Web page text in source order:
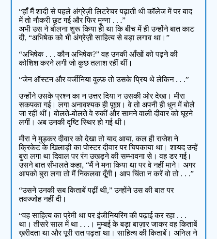
“हाँ मैं शादी से पहले अंग्रेज़ी लिटरेचर पढ़ाती थी कॉलेज में पर बाद
में तो नौकरी छूट गई और फिर मुन्ना . . .”
अभी उस ने बोलना शुरू किया ही था कि बीच में ही उन्होंने बात काट
दी, “अभिषेक को भी अंग्रेज़ी साहित्य से बड़ा लगाव था।”
“अभिषेक . . . कौन अभिषेक?” वह उनकी आँखों को पढ़ने की
कोशिश करने लगी जो कुछ तलाश रहीं थीं।
“जेन ऑस्टन और वर्जीनिया वुल्फ़ तो उसके प्रिय थे लेकिन . . .”
उन्होंने उसके प्रश्न का न उत्तर दिया न उसकी ओर देखा। मीरा
सकपका गई। लगा अनावश्यक ही पूछा। वे तो अपनी ही धुन में बोले
जा रहीं थीं। बोलते-बोलते वे रुकीं और सामने वाली दीवार को घूरने
लगीं। अब उनकी दृष्टि स्थिर हो गई थी।
मीरा ने मुड़कर दीवार को देखा तो याद आया, कल ही राजेश ने
क्रिकेट के खिलाड़ी का पोस्टर दीवार पर चिपकाया था। शायद उन्हें
बुरा लगा था दिवाल पर रंग उखड़ने की सम्भावना से। वह डर गई।
उसने बात सँभालते कहा, “मैं ने मना किया था पर वे नहीं माने। अगर
आपको बुरा लगा तो मैं निकलवा दूँगी। आप चिंता न करें वो तो . . .”
“उसने उनकी सब किताबें पढ़ीं थी,” उन्होंने उस की बात पर
तवज्जोह नहीं दी।
“वह साहित्य का प्रेमी था पर इंजीनियरिंग की पढ़ाई कर रहा . . .
था। तीसरे साल में था . . .। मुम्बई के बड़ा बाज़ार जाकर वह किताबें
ख़रीदता था और पूरी रात पढ़ता था। साहित्य की किताबें। अनिल ने